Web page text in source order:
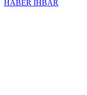
HABER İHBAR